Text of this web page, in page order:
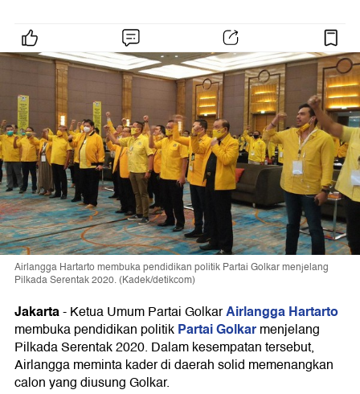
Airlangga Hartarto membuka pendidikan politik Partai Golkar menjelang
Pilkada Serentak 2020. (Kadek/detikcom)
Jakarta-Ketua Umum Partai GolkarAirlangga Hartarto
membuka pendidikan politikPartai Golkarmenjelang
Pilkada Serentak 2020. Dalam kesempatan tersebut,
Airlangga meminta kader di daerah solid memenangkan
calon yang diusung Golkar.